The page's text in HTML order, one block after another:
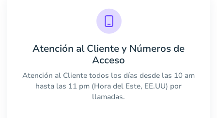
Atención al Cliente y Números de
Acceso
Atención al Cliente todos los días desde las 10 am
hasta las 11 pm (Hora del Este, EE.UU) por
llamadas.